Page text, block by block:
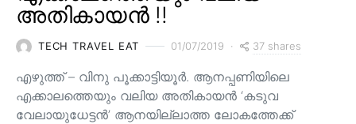
അതികായൻ !!
TECH TRAVEL EAT 01/07/2019 37 shares
എഴുത്ത് – വിനു പൂക്കാട്ടിയൂർ. ആനപ്പണിയിലെ
എക്കാലത്തെയും വലിയ അതികായൻ ‘കടുവ
വേലായുധേട്ടൻ’ ആനയില്ലാത്ത ലോകത്തേക്ക്